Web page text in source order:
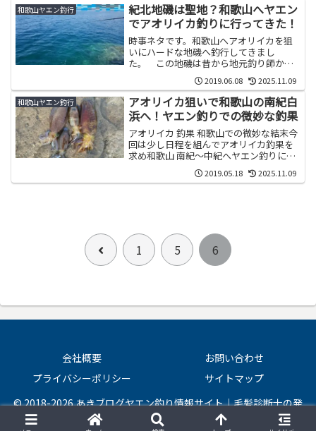
和歌山ヤエン釣行
紀北地磯は聖地？和歌山へヤエン
でアオリイカ釣りに行ってきた！
時事ネタです。和歌山へアオリイカを狙
いにハードな地磯へ釣行してきまし
た。 この地磯は昔から地元釣り師から
も愛されてる干潮時のみ渡れる沖磯並に
水深が有る地磯です。...
2019.06.08 2025.11.09
和歌山ヤエン釣行
アオリイカ狙いで和歌山の南紀白
浜へ！ヤエン釣りでの微妙な釣果
アオリイカ 釣果 和歌山での微妙な結末今
回は少し日程を組んでアオリイカ釣果を
求め和歌山 南紀～中紀へヤエン釣りに行
って来ました！先ずは今回のタイトルに
2019.05.18 2025.11.09
前
1 5 6
会社概要
お問い合わせ
プライバシーポリシー
サイトマップ
© 2018-2026 あきブログヤエン釣り情報サイト｜毛髪診断士の発
毛・育毛＆ヘアケアラボ.